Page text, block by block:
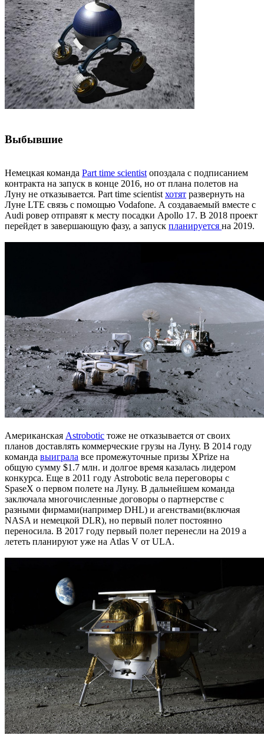
Выбывшие
Немецкая команда Part time scientist опоздала с подписанием
контракта на запуск в конце 2016, но от плана полетов на
Луну не отказывается. Part time scientist хотят развернуть на
Луне LTE связь с помощью Vodafone. А создаваемый вместе с
Audi ровер отправят к месту посадки Apollo 17. В 2018 проект
перейдет в завершающую фазу, а запуск планируется на 2019.
Американская Astrobotic тоже не отказывается от своих
планов доставлять коммерческие грузы на Луну. В 2014 году
команда выиграла все промежуточные призы XPrize на
общую сумму $1.7 млн. и долгое время казалась лидером
конкурса. Еще в 2011 году Astrobotic вела переговоры с
SpaseX о первом полете на Луну. В дальнейшем команда
заключaла многочисленные договоры о партнерстве с
разными фирмами(например DHL) и агенствами(включая
NASA и немецкой DLR), но первый полет постоянно
переносила. В 2017 году первый полет перенесли на 2019 а
лететь планируют уже на Atlas V от ULA.